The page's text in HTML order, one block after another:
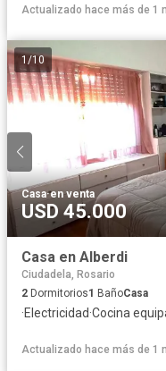
Actualizado hace más de 1
1 /10
Casa·en venta
USD 45.000
Casa en Alberdi
Ciudadela, Rosario
2 Dormitorios1 BañoCasa
·Electricidad·Cocina
Actualizado hace más de 1